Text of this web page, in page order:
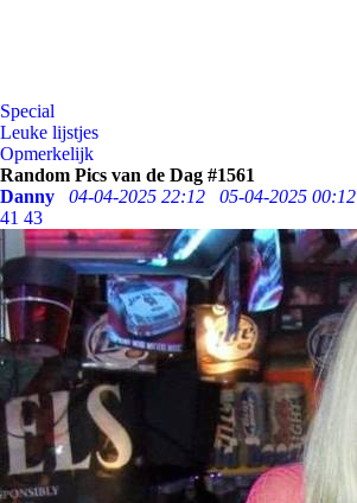
Special
Leuke lijstjes
Opmerkelijk
Random Pics van de Dag #1561
Danny
04-04-2025 22:12 05-04-2025 00:12
41 43